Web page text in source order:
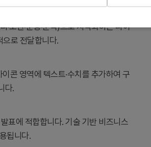
보안·운영·분석)으로 시각화하는 다이
으로 전달합니다.
콘 영역에 텍스트·수치를 추가하여 구
다.
표에 적합합니다. 기술 기반 비즈니스
됩니다.